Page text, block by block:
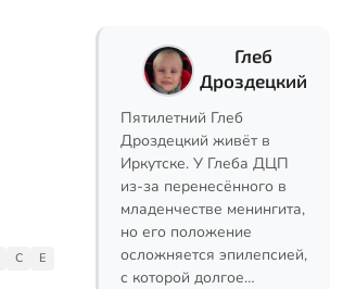
C
E
Глеб
Дроздецкий
Пятилетний Глеб
Дроздецкий живёт в
Иркутске. У Глеба ДЦП
из-за перенесённого в
младенчестве менингита,
но его положение
осложняется эпилепсией,
с которой долгое…